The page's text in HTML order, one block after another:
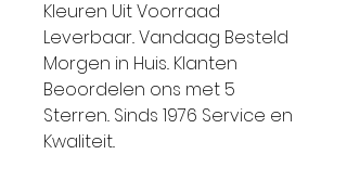
Kleuren Uit Voorraad
Leverbaar.. Vandaag Besteld
Morgen in Huis.. Klanten
Beoordelen ons met 5
Sterren.. Sinds 1976 Service en
Kwaliteit..